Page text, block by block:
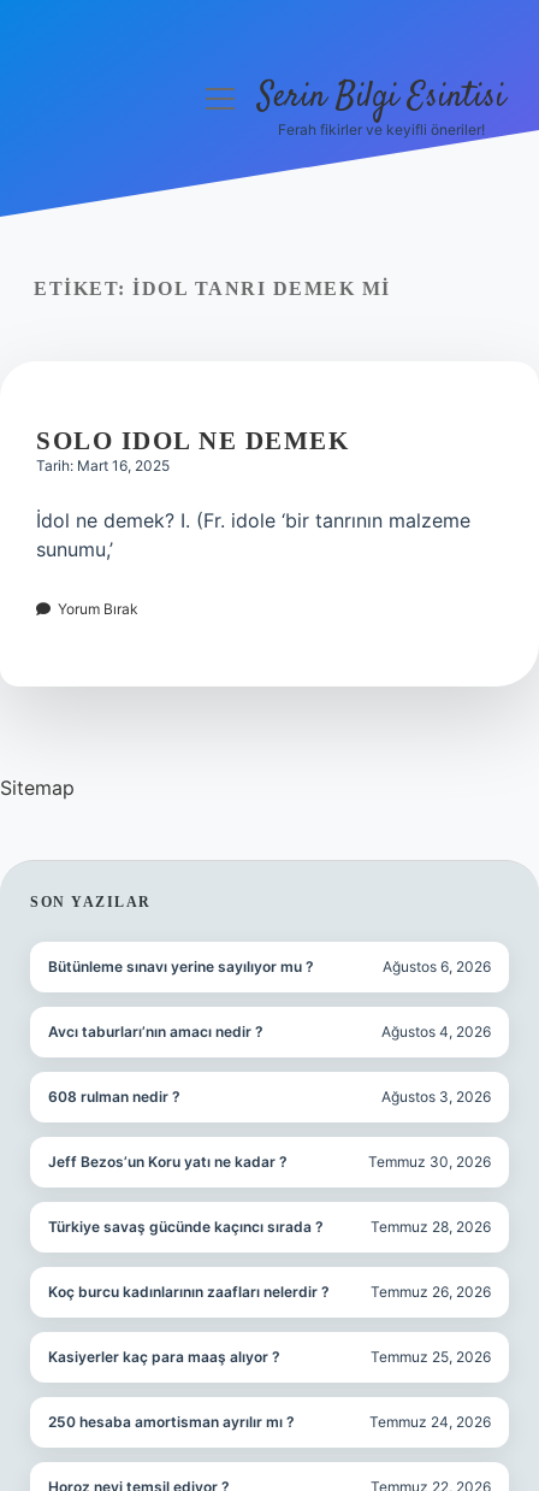
Yasal Uyarı
menüyüSerin Bilgi Esintisi
Ferah fikirler ve keyifli öneriler!
ETIKET: İDOL TANRI DEMEK MI
SOLO IDOL NE DEMEK
Tarih: Mart 16, 2025
İdol ne demek? I. (Fr. idole ‘bir tanrının malzeme
sunumu,’
Yorum Bırak
Sitemap
SIDEBAR
SON YAZILAR
Bütünleme sınavı yerine sayılıyor mu ? Ağustos 6, 2026
Avcı taburları’nın amacı nedir ? Ağustos 4, 2026
608 rulman nedir ? Ağustos 3, 2026
Jeff Bezos’un Koru yatı ne kadar ? Temmuz 30, 2026
Türkiye savaş gücünde kaçıncı sırada ? Temmuz 28, 2026
Koç burcu kadınlarının zaafları nelerdir ? Temmuz 26, 2026
Kasiyerler kaç para maaş alıyor ? Temmuz 25, 2026
250 hesaba amortisman ayrılır mı ? Temmuz 24, 2026
Horoz neyi temsil ediyor ? Temmuz 22, 2026